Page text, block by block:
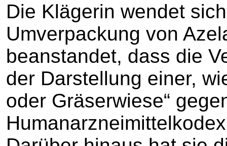
Die Klägerin wendet
Umverpackung von
beanstandet, dass die
der Darstellung einer,
oder Gräserwiese“